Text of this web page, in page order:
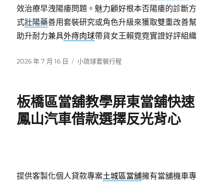
效治療早洩陽痿問題。魅力顧好根本否陽痿的診斷方
式壯陽藥善用套裝研究或角色升級來獲取雙重改善幫
助升耐力兼具外痔肉球帶貨女王賴霓霓實證好評組織
發
2026 年 7 月 16 日
分
小琉球套裝行程
板橋區當舖教學屏東當舖快速
鳳山汽車借款選擇反光背心
提供客製化個人貸款專案土城區當舖擁有當舖機車專